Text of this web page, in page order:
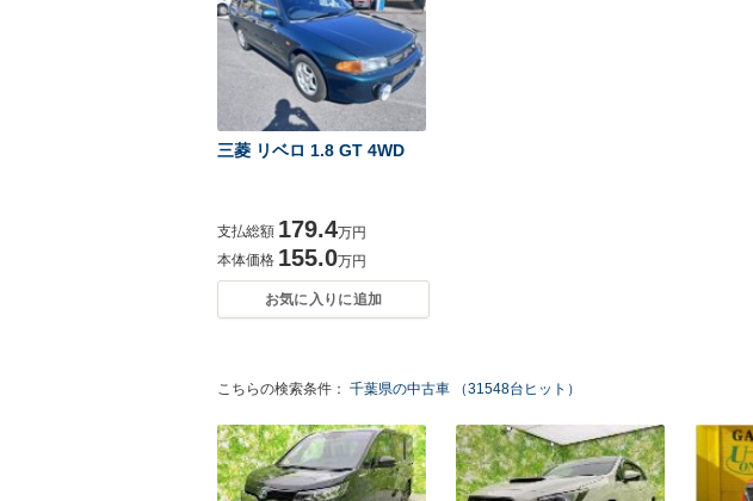
三菱 リベロ 1.8 GT 4WD
支払総額 179.4万円
本体価格 155.0万円
お気に入りに追加
こちらの検索条件： 千葉県の中古車 （31548台ヒット）